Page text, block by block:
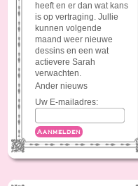
heeft en er dan wat kans
is op vertraging. Jullie
kunnen volgende
maand weer nieuwe
dessins en een wat
actievere Sarah
verwachten.
Ander nieuws
Uw E-mailadres:
Aanmelden